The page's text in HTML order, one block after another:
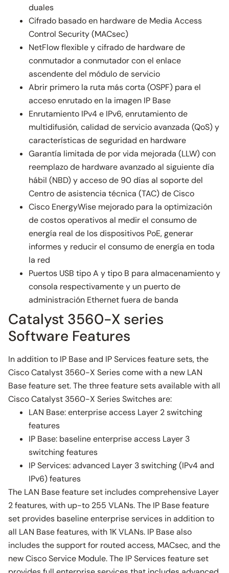
duales
Cifrado basado en hardware de Media Access
Control Security (MACsec)
NetFlow flexible y cifrado de hardware de
conmutador a conmutador con el enlace
ascendente del módulo de servicio
Abrir primero la ruta más corta (OSPF) para el
acceso enrutado en la imagen IP Base
Enrutamiento IPv4 e IPv6, enrutamiento de
multidifusión, calidad de servicio avanzada (QoS) y
características de seguridad en hardware
Garantía limitada de por vida mejorada (LLW) con
reemplazo de hardware avanzado al siguiente día
hábil (NBD) y acceso de 90 días al soporte del
Centro de asistencia técnica (TAC) de Cisco
Cisco EnergyWise mejorado para la optimización
de costos operativos al medir el consumo de
energía real de los dispositivos PoE, generar
informes y reducir el consumo de energía en toda
la red
Puertos USB tipo A y tipo B para almacenamiento y
consola respectivamente y un puerto de
administración Ethernet fuera de banda
Catalyst 3560-X series
Software Features
In addition to IP Base and IP Services feature sets, the
Cisco Catalyst 3560-X Series come with a new LAN
Base feature set. The three feature sets available with all
Cisco Catalyst 3560-X Series Switches are:
LAN Base: enterprise access Layer 2 switching
features
IP Base: baseline enterprise access Layer 3
switching features
IP Services: advanced Layer 3 switching (IPv4 and
IPv6) features
The LAN Base feature set includes comprehensive Layer
2 features, with up-to 255 VLANs. The IP Base feature
set provides baseline enterprise services in addition to
all LAN Base features, with 1K VLANs. IP Base also
includes the support for routed access, MACsec, and the
new Cisco Service Module. The IP Services feature set